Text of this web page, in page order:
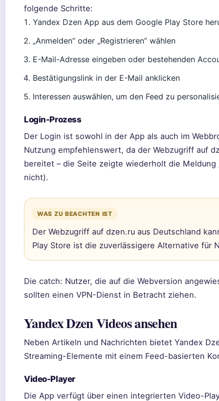
folgende Schritte:
Yandex Dzen App aus dem Google Play Store
„Anmelden” oder „Registrieren” wählen
E-Mail-Adresse eingeben oder bestehenden
Bestätigungslink in der E-Mail anklicken
Interessen auswählen, um den Feed zu
Login-Prozess
Der Login ist sowohl in der App als auch im
Nutzung empfehlenswert, da der Webzugriff auf
bereitet – die Seite zeigte wiederholt die
nicht).
WAS ZU BEACHTEN IST
Der Webzugriff auf dzen.ru aus Deutschland
Play Store ist die zuverlässigere Alternative für
Die catch: Nutzer, die auf die Webversion
sollten einen VPN-Dienst in Betracht ziehen.
Yandex Dzen Videos ansehen
Neben Artikeln und Nachrichten bietet Yandex
Streaming-Elemente mit einem Feed-basierten
Video-Player
Die App verfügt über einen integrierten Video-